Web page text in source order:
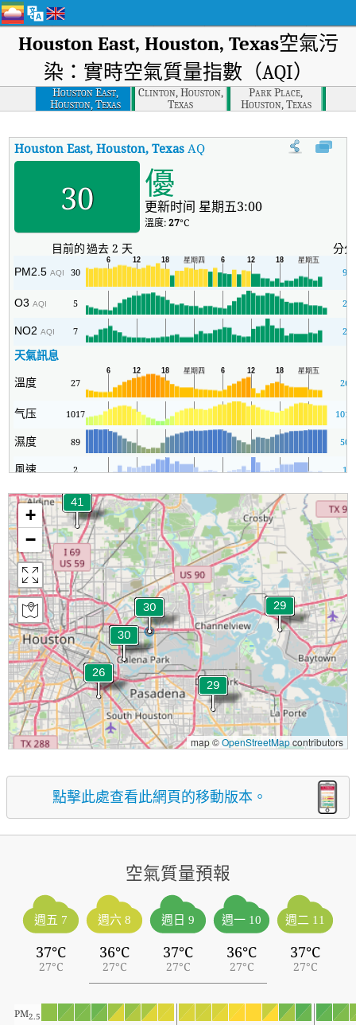
Houston East, Houston, Texas空氣污
染：實時空氣質量指數（AQI）
Houston East,
Houston, Texas
Clinton, Houston,
Texas
Park Place,
Houston, Texas
Houston East, Houston, Texas AQI Houston East, Houston,
30 優
更新时间 星期五3:00
溫度:27°C
目前的過去 2 天 分
PM2.5AQI 30 9
O3AQI 5 2
NO2AQI 7 2
天氣訊息
溫度 27 26
气压 1017 1013
濕度 89 50
風速 2 1
+
−
map ©OpenStreetMapcontributors
點擊此處查看此網頁的移動版本。
空氣質量預報
週五 7
37°C
27°C
週六 8
36°C
27°C
週日 9
37°C
27°C
週一 10
36°C
27°C
週二 11
37°C
27°C
PM2.5